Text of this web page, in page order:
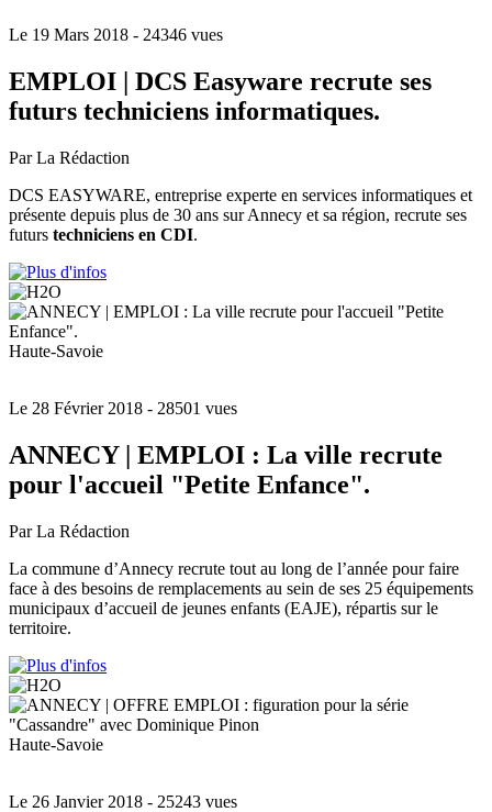
Le 19 Mars 2018 - 24346 vues
EMPLOI | DCS Easyware recrute ses
futurs techniciens informatiques.
Par La Rédaction
DCS EASYWARE, entreprise experte en services informatiques et
présente depuis plus de 30 ans sur Annecy et sa région, recrute ses
futurs techniciens en CDI.
Haute-Savoie
Le 28 Février 2018 - 28501 vues
ANNECY | EMPLOI : La ville recrute
pour l'accueil "Petite Enfance".
Par La Rédaction
La commune d’Annecy recrute tout au long de l’année pour faire
face à des besoins de remplacements au sein de ses 25 équipements
municipaux d’accueil de jeunes enfants (EAJE), répartis sur le
territoire.
Haute-Savoie
Le 26 Janvier 2018 - 25243 vues